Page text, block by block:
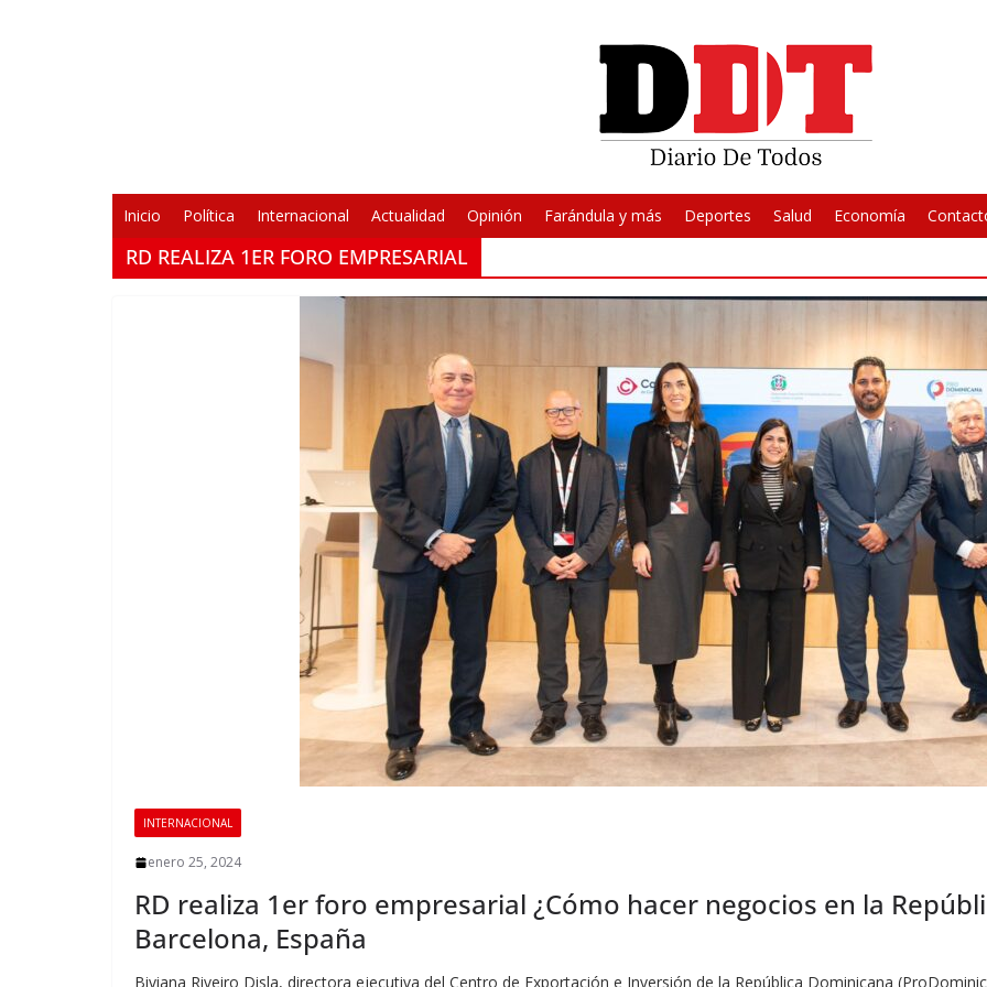
Inicio Política Internacional Actualidad Opinión Farándula y más Deportes Salud Economía
RD REALIZA 1ER FORO EMPRESARIAL
INTERNACIONAL
enero 25, 2024
RD realiza 1er foro empresarial ¿Cómo hacer negocios en la
Barcelona, España
Biviana Riveiro Disla, directora ejecutiva del Centro de Exportación e Inversión de la República Dominicana